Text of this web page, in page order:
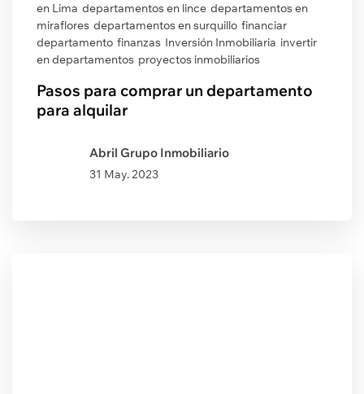
en Lima departamentos en lince departamentos en
miraflores departamentos en surquillo financiar
departamento finanzas Inversión Inmobiliaria invertir
en departamentos proyectos inmobiliarios
Pasos para comprar un departamento
para alquilar
Abril Grupo Inmobiliario
31 May. 2023